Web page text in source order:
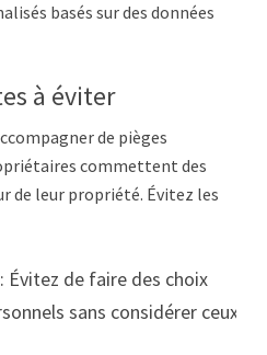
basés sur des données
à éviter
de pièges
commettent des
de leur propriété. Évitez les
: Évitez de faire des choix
sans considérer ceux